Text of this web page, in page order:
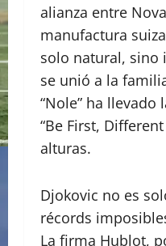
alianza entre
manufactura
solo natural, sino
se unió a la
“Nole” ha
“Be First,
alturas.
​Djokovic no es
récords
La firma Hublot,